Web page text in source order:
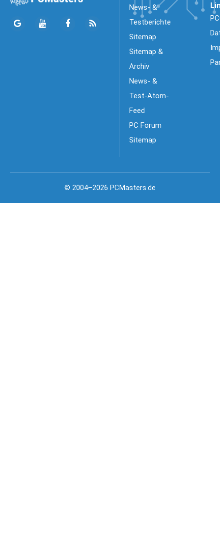
News- &
Testberichte
Sitemap
Sitemap &
Archiv
News- &
Test-Atom-
Feed
PC Forum
Sitemap
© 2004–2026 PCMasters.de